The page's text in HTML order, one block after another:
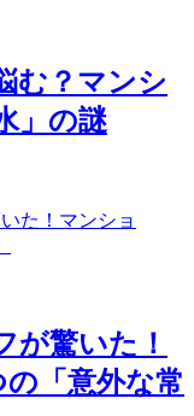
む？マンシ
」の謎
が驚いた！
「意外な常